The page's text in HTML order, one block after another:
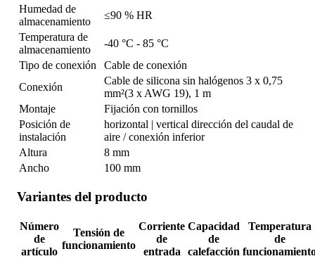
Humedad de
almacenamiento
≤90 % HR
Temperatura de
almacenamiento
-40 °C - 85 °C
Tipo de conexión
Cable de conexión
Conexión
Cable de silicona sin halógenos 3 x 0,75
mm²(3 x AWG 19), 1 m
Montaje
Fijación con tornillos
Posición de
instalación
horizontal | vertical dirección del caudal de
aire / conexión inferior
Altura
8 mm
Ancho
100 mm
Variantes del producto
Número
de
artículo
Tensión de
funcionamiento
Corriente
de
entrada
Capacidad
de
calefacción
Temperatura
de